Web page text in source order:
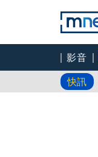
影音
快訊